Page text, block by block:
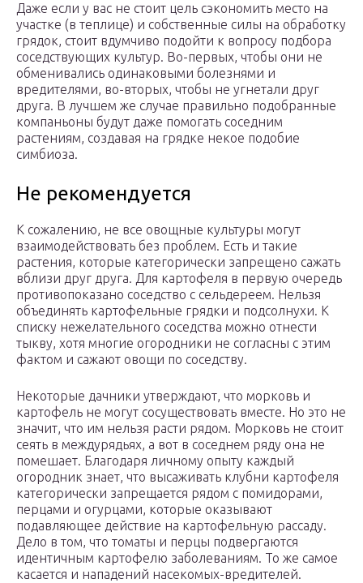
Даже если у вас не стоит цель сэкономить место на
участке (в теплице) и собственные силы на обработку
грядок, стоит вдумчиво подойти к вопросу подбора
соседствующих культур. Во-первых, чтобы они не
обменивались одинаковыми болезнями и
вредителями, во-вторых, чтобы не угнетали друг
друга. В лучшем же случае правильно подобранные
компаньоны будут даже помогать соседним
растениям, создавая на грядке некое подобие
симбиоза.
Не рекомендуется
К сожалению, не все овощные культуры могут
взаимодействовать без проблем. Есть и такие
растения, которые категорически запрещено сажать
вблизи друг друга. Для картофеля в первую очередь
противопоказано соседство с сельдереем. Нельзя
объединять картофельные грядки и подсолнухи. К
списку нежелательного соседства можно отнести
тыкву, хотя многие огородники не согласны с этим
фактом и сажают овощи по соседству.
Некоторые дачники утверждают, что морковь и
картофель не могут сосуществовать вместе. Но это не
значит, что им нельзя расти рядом. Морковь не стоит
сеять в междурядьях, а вот в соседнем ряду она не
помешает. Благодаря личному опыту каждый
огородник знает, что высаживать клубни картофеля
категорически запрещается рядом с помидорами,
перцами и огурцами, которые оказывают
подавляющее действие на картофельную рассаду.
Дело в том, что томаты и перцы подвергаются
идентичным картофелю заболеваниям. То же самое
касается и нападений насекомых-вредителей.